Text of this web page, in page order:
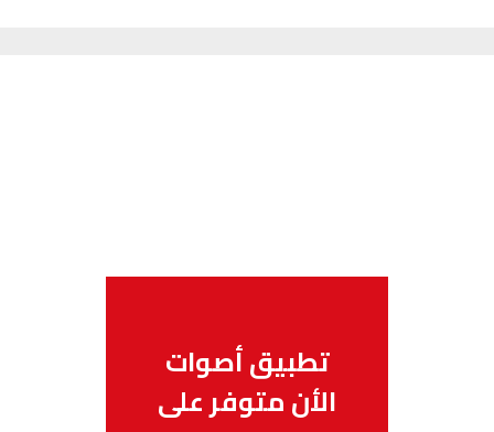
تطبيق أصوات
الأن متوفر على